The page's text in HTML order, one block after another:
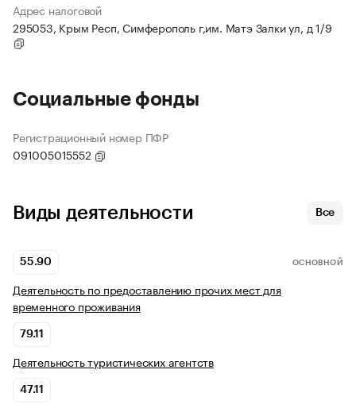
Адрес налоговой
295053, Крым Респ, Симферополь г,им. Матэ Залки ул, д 1/9
Социальные фонды
Регистрационный номер ПФР
091005015552
Виды деятельности Все
55.90 ОСНОВНОЙ
Деятельность по предоставлению прочих мест для
временного проживания
79.11
Деятельность туристических агентств
47.11